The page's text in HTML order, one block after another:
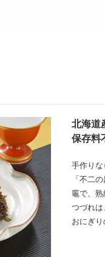
北海道
保存料
手作り
「不二
竈で、
つづれは
おにぎ